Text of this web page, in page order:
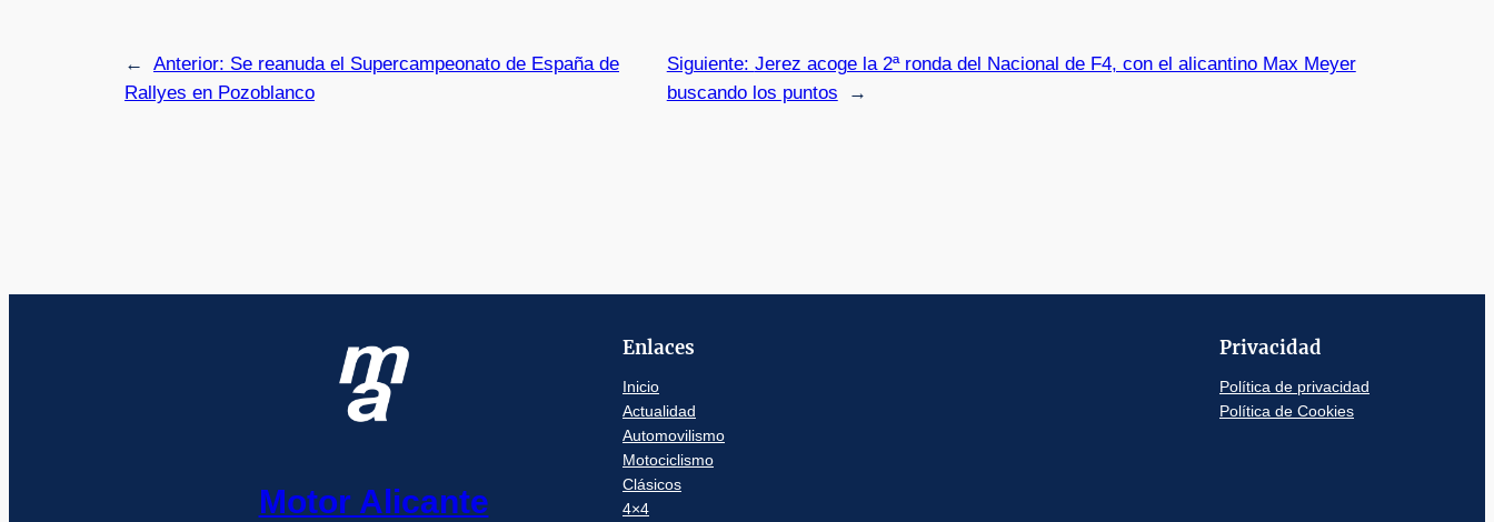
← Anterior: Se reanuda el Supercampeonato de España de
Rallyes en Pozoblanco
Siguiente: Jerez acoge la 2ª ronda del Nacional de F4, con el alicantino Max Meyer
buscando los puntos
→
Motor Alicante
Enlaces
Inicio
Actualidad
Automovilismo
Motociclismo
Clásicos
4×4
Privacidad
Política de privacidad
Política de Cookies